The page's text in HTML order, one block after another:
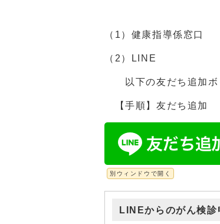
（1）健康指導係窓口
（2）LINE
以下の友だち追加ボ
【手順】友だち追
別ウィンドウで開く
LINEからのがん検